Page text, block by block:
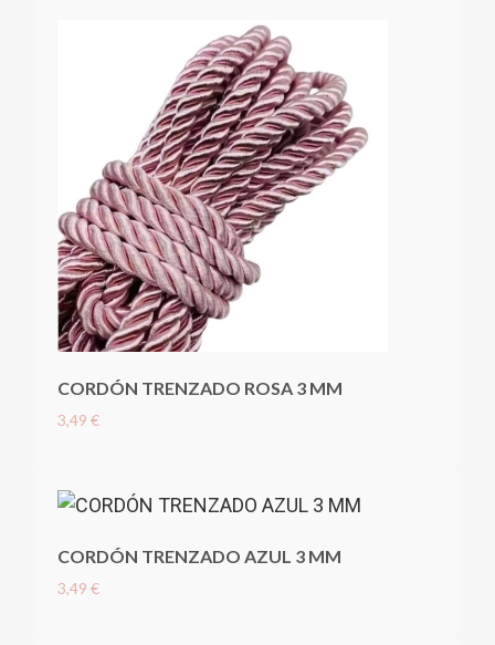
CORDÓN TRENZADO ROSA 3 MM
3,49 €
CORDÓN TRENZADO AZUL 3 MM
3,49 €